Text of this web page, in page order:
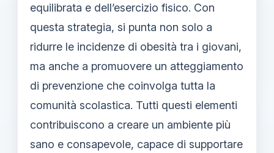
equilibrata e dell’esercizio fisico. Con
questa strategia, si punta non solo a
ridurre le incidenze di obesità tra i giovani,
ma anche a promuovere un atteggiamento
di prevenzione che coinvolga tutta la
comunità scolastica. Tutti questi elementi
contribuiscono a creare un ambiente più
sano e consapevole, capace di supportare